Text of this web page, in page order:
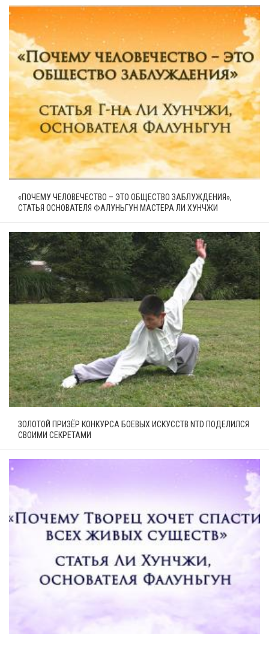
«ПОЧЕМУ ЧЕЛОВЕЧЕСТВО – ЭТО ОБЩЕСТВО ЗАБЛУЖДЕНИЯ»,
СТАТЬЯ ОСНОВАТЕЛЯ ФАЛУНЬГУН МАСТЕРА ЛИ ХУНЧЖИ
ЗОЛОТОЙ ПРИЗЁР КОНКУРСА БОЕВЫХ ИСКУССТВ NTD ПОДЕЛИЛСЯ
СВОИМИ СЕКРЕТАМИ